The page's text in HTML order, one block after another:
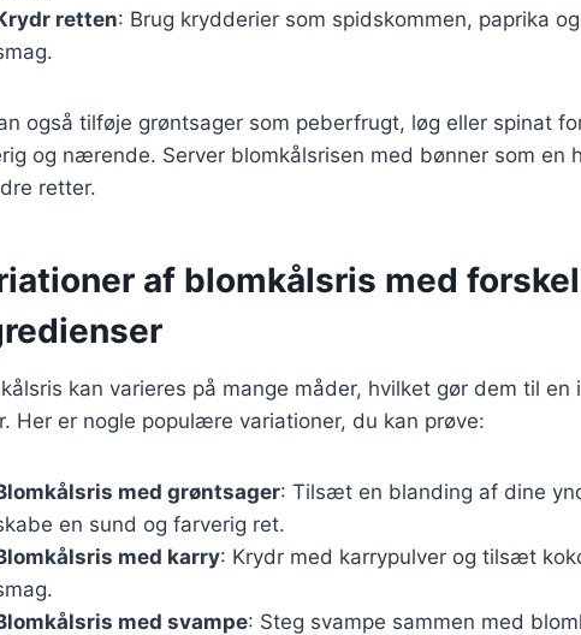
retten: Brug krydderier som spidskommen, paprika
også tilføje grøntsager som peberfrugt, løg eller spinat
og nærende. Server blomkålsrisen med bønner som en
retter.
af blomkålsris med
kan varieres på mange måder, hvilket gør dem til
Her er nogle populære variationer, du kan prøve:
med grøntsager: Tilsæt en blanding af dine
en sund og farverig ret.
med karry: Krydr med karrypulver og tilsæt
med svampe: Steg svampe sammen med